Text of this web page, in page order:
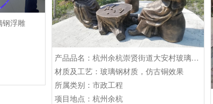
钢浮雕
产品品名：杭州余杭崇贤街道大安村玻璃钢仿铸铜雕塑小品制作及安装工程
材质及工艺：玻璃钢材质，仿古铜效果
所属类别：市政工程
项目地点：杭州余杭